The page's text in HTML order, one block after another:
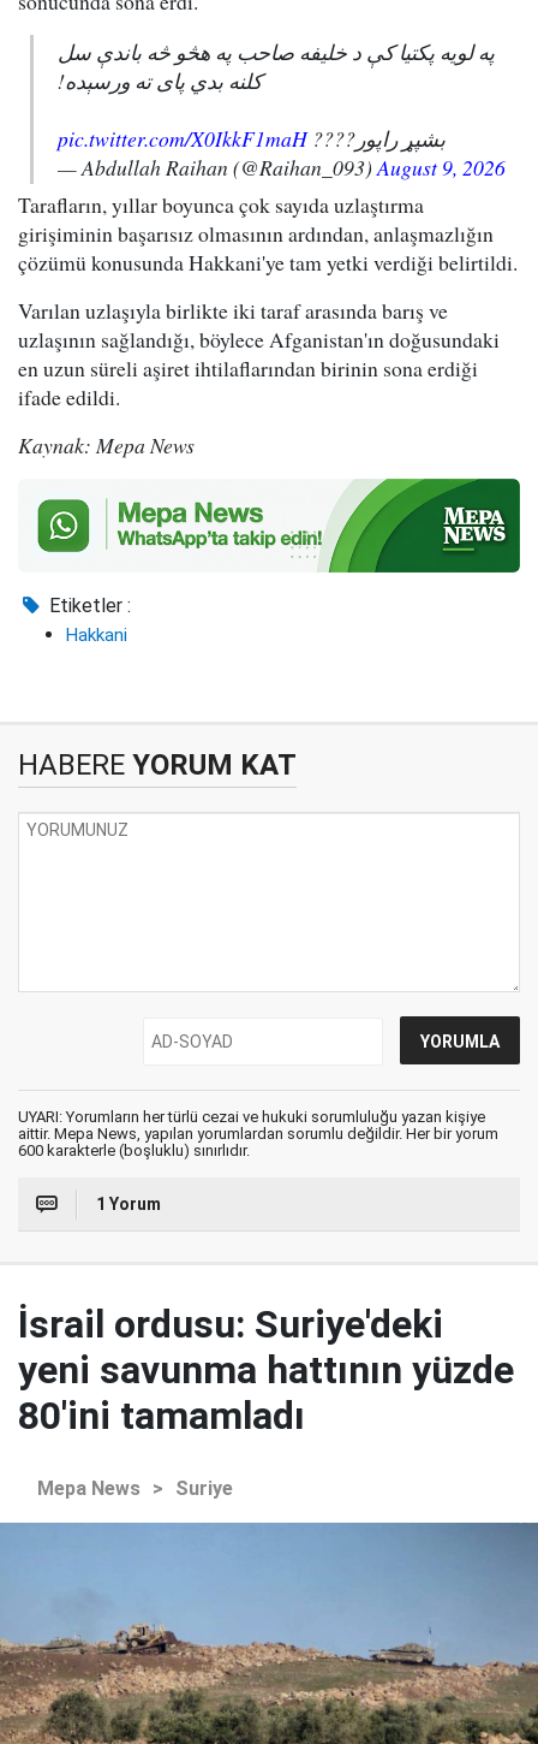
په لویه پکتیا کې د خلیفه صاحب په هڅو څه باندې سل
کلنه بدي پای ته ورسېده!
بشپړ راپور????pic.twitter.com/X0IkkF1maH
— Abdullah Raihan (@Raihan_093)August 9, 2026
Tarafların, yıllar boyunca çok sayıda uzlaştırma
girişiminin başarısız olmasının ardından, anlaşmazlığın
çözümü konusunda Hakkani'ye tam yetki verdiği belirtildi.
Varılan uzlaşıyla birlikte iki taraf arasında barış ve
uzlaşının sağlandığı, böylece Afganistan'ın doğusundaki
en uzun süreli aşiret ihtilaflarından birinin sona erdiği
ifade edildi.
Kaynak: Mepa News
Etiketler :
Hakkani
HABERE YORUM KAT
UYARI: Yorumların her türlü cezai ve hukuki sorumluluğu yazan kişiye
aittir. Mepa News, yapılan yorumlardan sorumlu değildir. Her bir yorum
600 karakterle (boşluklu) sınırlıdır.
1 Yorum
İsrail ordusu: Suriye'deki
yeni savunma hattının yüzde
80'ini tamamladı
Mepa News > Suriye